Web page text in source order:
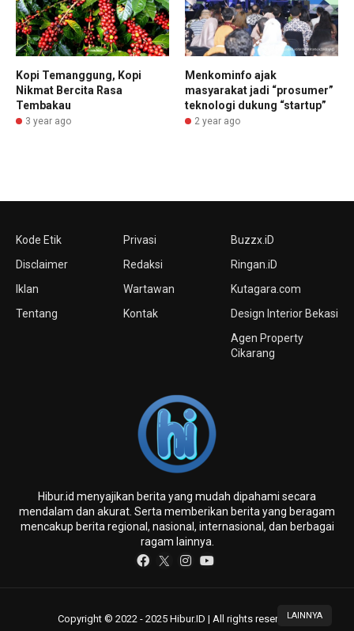
Kopi Temanggung, Kopi
Nikmat Bercita Rasa
Tembakau
3 year ago
Menkominfo ajak
masyarakat jadi “prosumer”
teknologi dukung “startup”
2 year ago
LAINNYA
Kode Etik
Disclaimer
Iklan
Tentang
Privasi
Redaksi
Wartawan
Kontak
Buzzx.iD
Ringan.iD
Kutagara.com
Design Interior Bekasi
Agen Property
Cikarang
Hibur.id menyajikan berita yang mudah dipahami secara
mendalam dan akurat. Serta memberikan berita yang beragam
mencakup berita regional, nasional, internasional, dan berbagai
ragam lainnya.
Copyright © 2022 - 2025 Hibur.ID | All rights reserved.